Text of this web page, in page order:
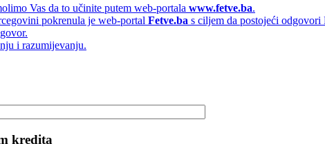
Vas da to učinite putem web-portala www.fetve.ba.
pokrenula je web-portal Fetve.ba s ciljem da postojeći
i razumijevanju.
kredita